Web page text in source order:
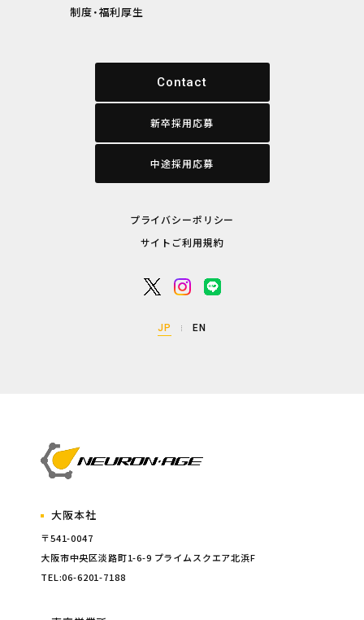
制度・福利厚生
Contact
新卒採用応募
中途採用応募
プライバシーポリシー
サイトご利用規約
JP EN
大阪本社
〒541-0047
大阪市中央区淡路町1-6-9 プライムスクエア北浜F
TEL:06-6201-7188